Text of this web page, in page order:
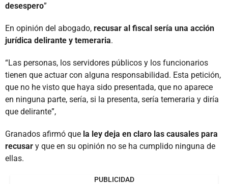
desespero”
En opinión del abogado, recusar al fiscal sería una acción
jurídica delirante y temeraria.
“Las personas, los servidores públicos y los funcionarios
tienen que actuar con alguna responsabilidad. Esta petición,
que no he visto que haya sido presentada, que no aparece
en ninguna parte, sería, si la presenta, sería temeraria y diría
que delirante”,
Granados afirmó que la ley deja en claro las causales para
recusar y que en su opinión no se ha cumplido ninguna de
ellas.
PUBLICIDAD